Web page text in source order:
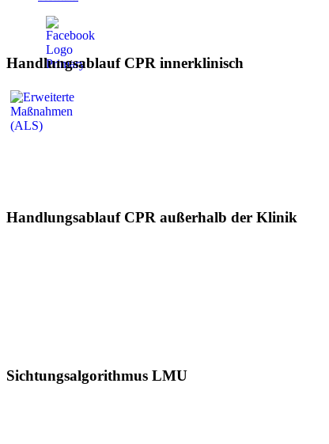
Handlungsablauf CPR innerklinisch
Handlungsablauf CPR außerhalb der Klinik
Sichtungsalgorithmus LMU